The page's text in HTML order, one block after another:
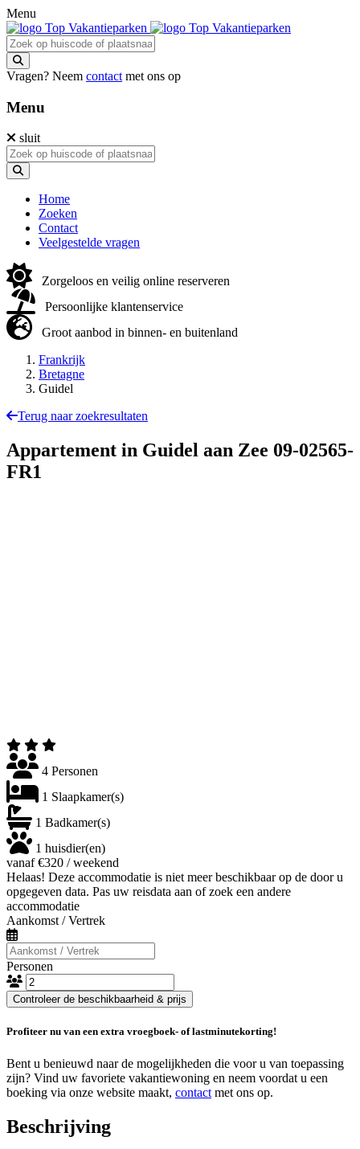
Menu
Vragen? Neem contact met ons op
Menu
sluit
Home
Zoeken
Contact
Veelgestelde vragen
Zorgeloos en veilig online reserveren
Persoonlijke klantenservice
Groot aanbod in binnen- en buitenland
Frankrijk
Bretagne
Guidel
Terug naar zoekresultaten
Appartement in Guidel aan Zee 09-02565-
FR1
4 Personen
1 Slaapkamer(s)
1 Badkamer(s)
1 huisdier(en)
vanaf €320 / weekend
Helaas! Deze accommodatie is niet meer beschikbaar op de door u
opgegeven data. Pas uw reisdata aan of zoek een andere
accommodatie
Aankomst / Vertrek
Personen
Controleer de beschikbaarheid & prijs
Profiteer nu van een extra vroegboek- of lastminutekorting!
Bent u benieuwd naar de mogelijkheden die voor u van toepassing
zijn? Vind uw favoriete vakantiewoning en neem voordat u een
boeking via onze website maakt, contact met ons op.
Beschrijving